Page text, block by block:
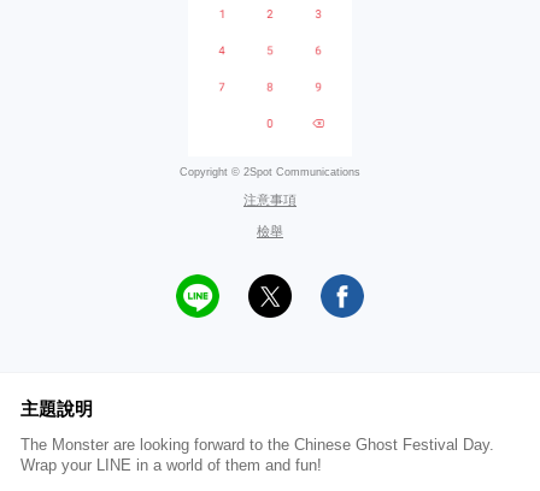
Copyright © 2Spot Communications
注意事項
檢舉
主題說明
The Monster are looking forward to the Chinese Ghost Festival Day.
Wrap your LINE in a world of them and fun!